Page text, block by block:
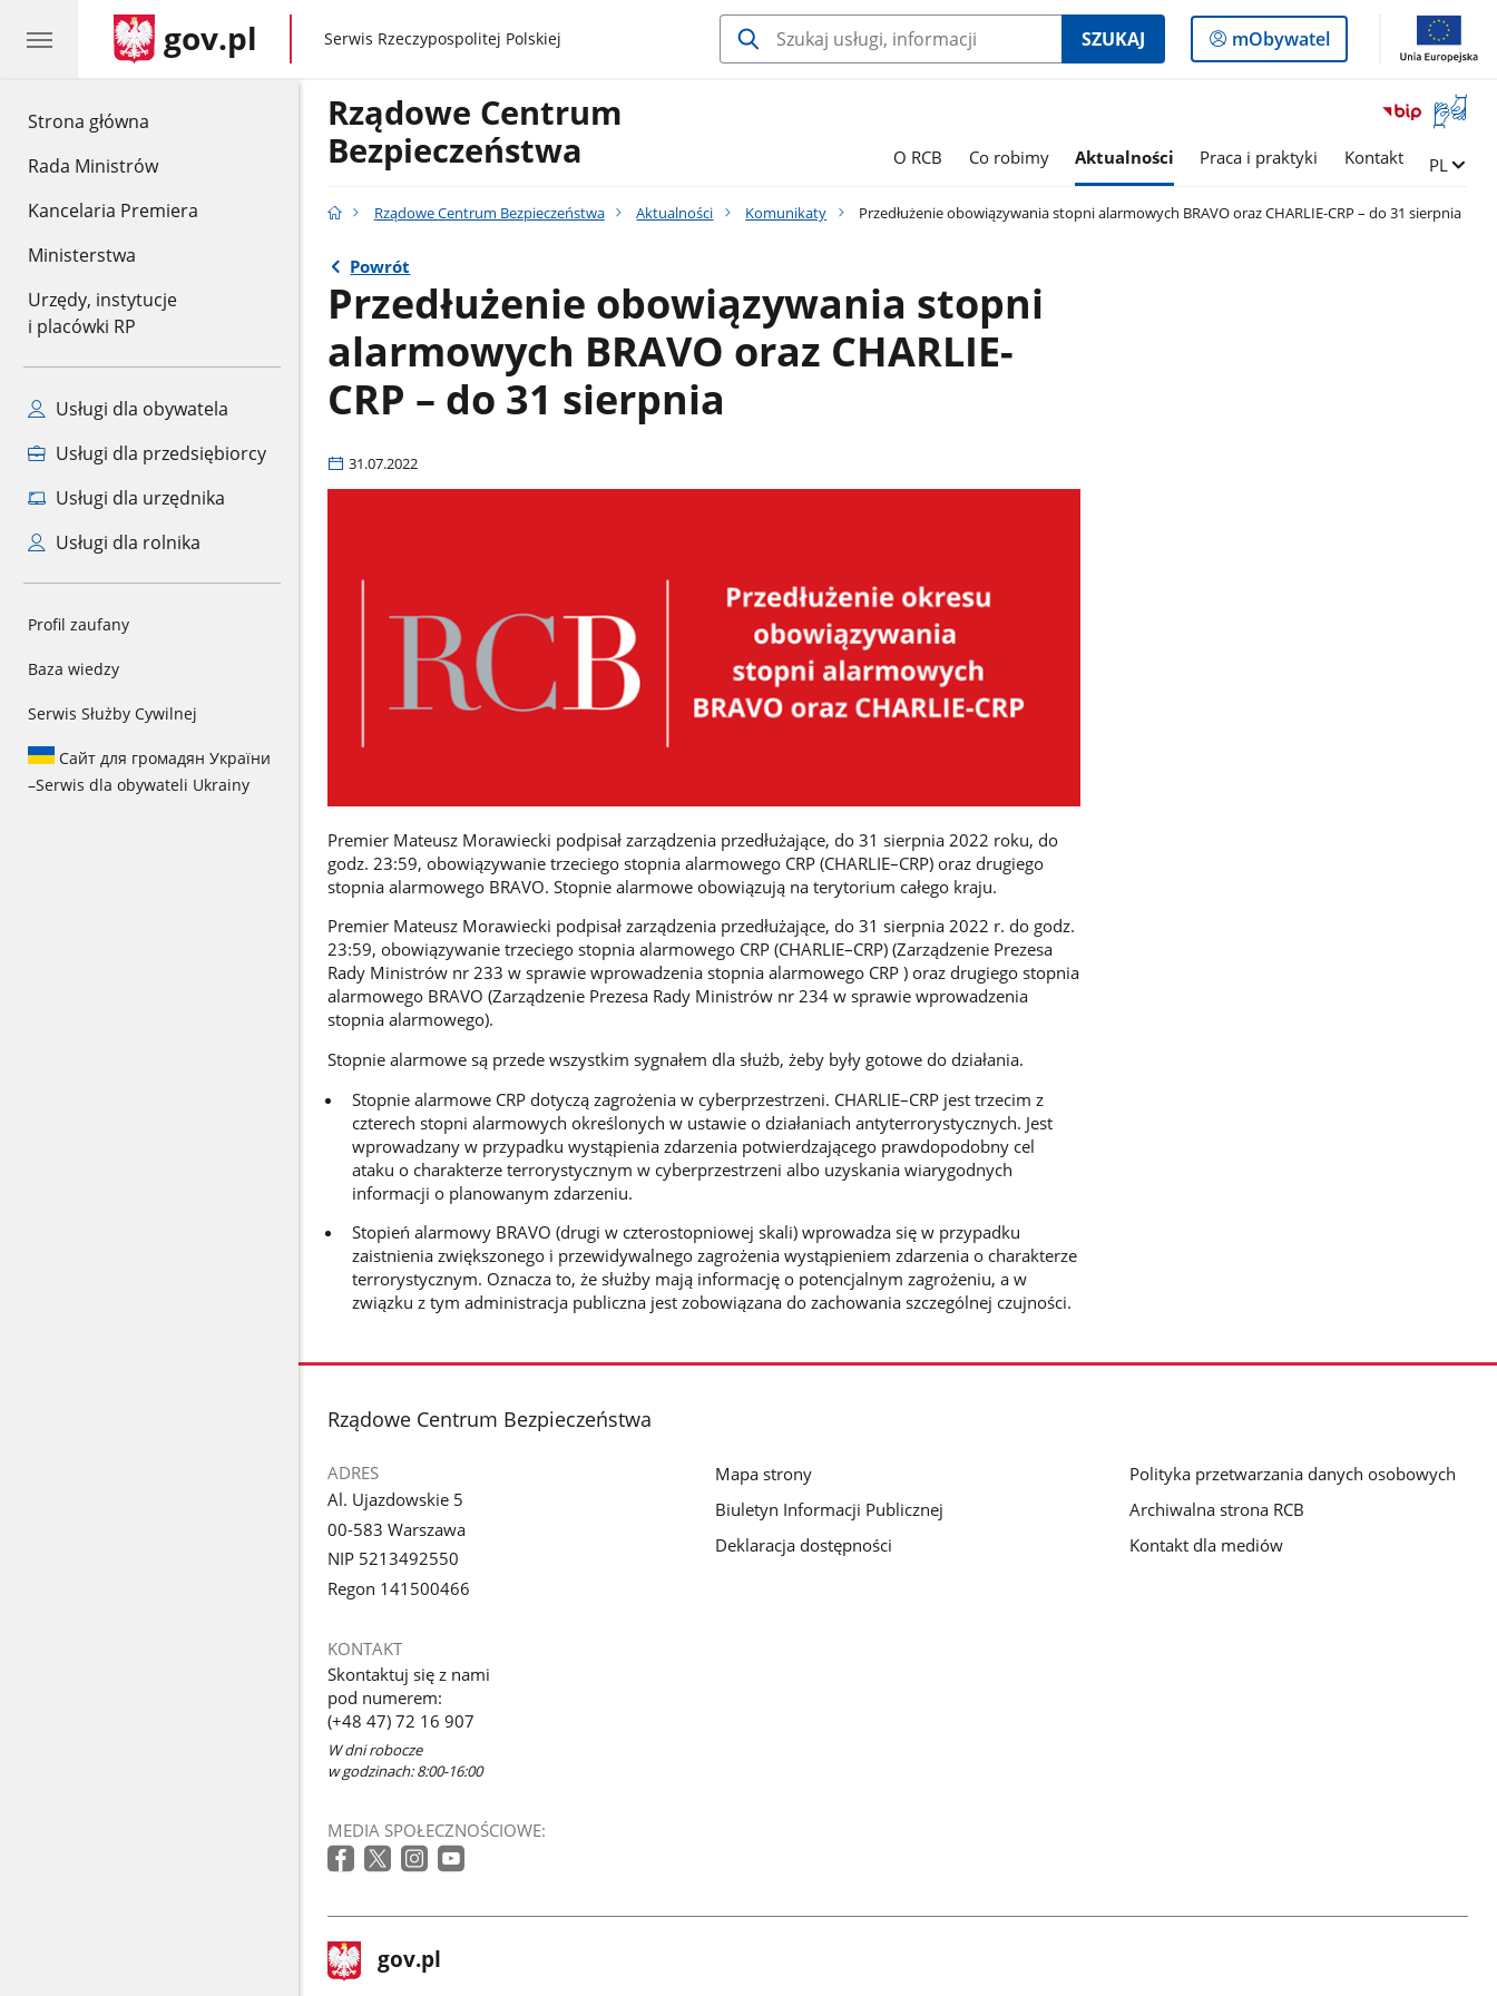
Strona główna
Rada Ministrów
Kancelaria Premiera
Ministerstwa
Urzędy, instytucje
i placówki RP
Usługi dla obywatela
Usługi dla przedsiębiorcy
Usługi dla urzędnika
Usługi dla rolnika
Profil zaufany
Baza wiedzy
Serwis Służby Cywilnej
Сайт для громадян України
–Serwis dla obywateli Ukrainy
gov.pl gov.pl
Serwis Rzeczypospolitej Polskiej SZUKAJ
Logowanie
do
mObywatel
Otwórz
okno
Rządowe Centrum
Bezpieczeństwa
O RCB Co robimy Aktualności Praca i praktyki Kontakt Zmień
PL
Rządowe Centrum Bezpieczeństwa Aktualności Komunikaty Przedłużenie obowiązywania stopni alarmowych BRAVO oraz CHARLIE-CRP – do 31 sierpnia
Powrót
Przedłużenie obowiązywania stopni
alarmowych BRAVO oraz CHARLIE-
CRP – do 31 sierpnia
31.07.2022
Premier Mateusz Morawiecki podpisał zarządzenia przedłużające, do 31 sierpnia 2022 roku, do
godz. 23:59, obowiązywanie trzeciego stopnia alarmowego CRP (CHARLIE–CRP) oraz drugiego
stopnia alarmowego BRAVO. Stopnie alarmowe obowiązują na terytorium całego kraju.
Premier Mateusz Morawiecki podpisał zarządzenia przedłużające, do 31 sierpnia 2022 r. do godz.
23:59, obowiązywanie trzeciego stopnia alarmowego CRP (CHARLIE–CRP) (Zarządzenie Prezesa
Rady Ministrów nr 233 w sprawie wprowadzenia stopnia alarmowego CRP ) oraz drugiego stopnia
alarmowego BRAVO (Zarządzenie Prezesa Rady Ministrów nr 234 w sprawie wprowadzenia
stopnia alarmowego).
Stopnie alarmowe są przede wszystkim sygnałem dla służb, żeby były gotowe do działania.
Stopnie alarmowe CRP dotyczą zagrożenia w cyberprzestrzeni. CHARLIE–CRP jest trzecim z
czterech stopni alarmowych określonych w ustawie o działaniach antyterrorystycznych. Jest
wprowadzany w przypadku wystąpienia zdarzenia potwierdzającego prawdopodobny cel
ataku o charakterze terrorystycznym w cyberprzestrzeni albo uzyskania wiarygodnych
informacji o planowanym zdarzeniu.
Stopień alarmowy BRAVO (drugi w czterostopniowej skali) wprowadza się w przypadku
zaistnienia zwiększonego i przewidywalnego zagrożenia wystąpieniem zdarzenia o charakterze
terrorystycznym. Oznacza to, że służby mają informację o potencjalnym zagrożeniu, a w
związku z tym administracja publiczna jest zobowiązana do zachowania szczególnej czujności.
stopka
Rządowe Centrum Bezpieczeństwa
ADRES
Al. Ujazdowskie 5
00-583 Warszawa
NIP 5213492550
Regon 141500466
KONTAKT
Skontaktuj się z nami
pod numerem:
(+48 47) 72 16 907
W dni robocze
w godzinach: 8:00-16:00
MEDIA SPOŁECZNOŚCIOWE:
Mapa strony
Biuletyn Informacji Publicznej
Deklaracja dostępności
Polityka przetwarzania danych osobowych
Archiwalna strona RCB
Kontakt dla mediów
stopka
gov.pl Strona
gov.pl